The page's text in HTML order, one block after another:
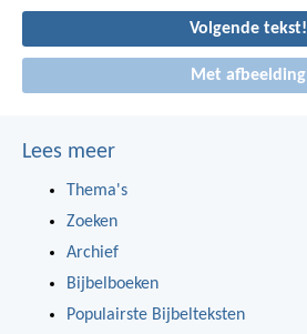
Volgende tekst!
Met afbeelding
Lees meer
Thema's
Zoeken
Archief
Bijbelboeken
Populairste Bijbelteksten